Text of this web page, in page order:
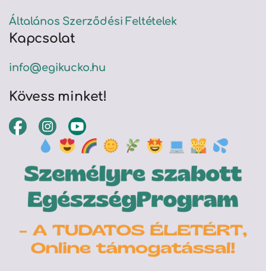
Általános Szerződési Feltételek
Kapcsolat
info@egikucko.hu
Kövess minket!